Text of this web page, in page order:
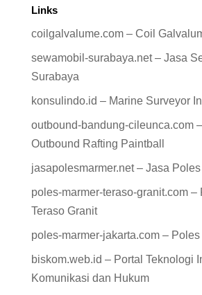
Links
coilgalvalume.com – Coil
sewamobil-surabaya.net – Jasa
Surabaya
konsulindo.id – Marine Surveyor
outbound-bandung-cileunca.com
Outbound Rafting Paintball
jasapolesmarmer.net – Jasa
poles-marmer-teraso-granit.com –
Teraso Granit
poles-marmer-jakarta.com –
biskom.web.id – Portal Teknologi
Komunikasi dan Hukum